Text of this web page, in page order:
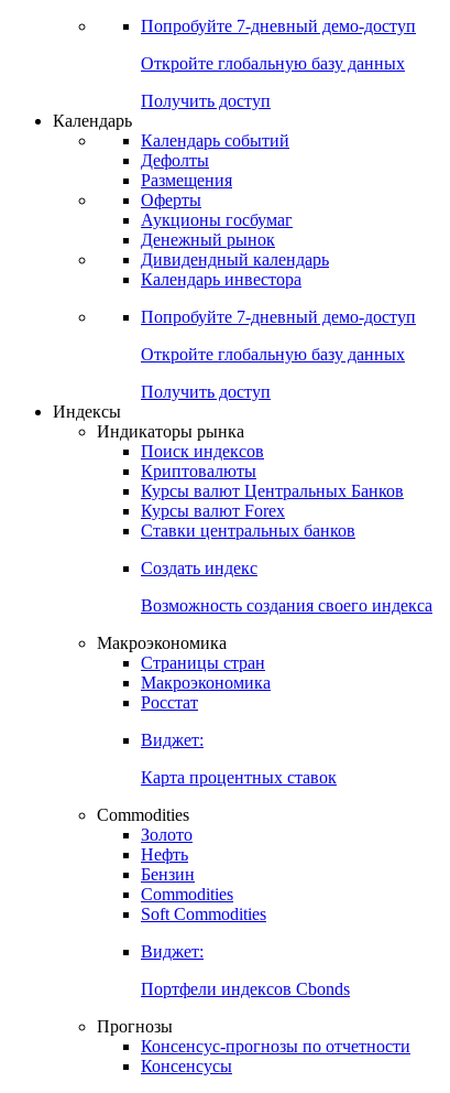
Попробуйте 7-дневный демо-доступ
Откройте глобальную базу данных
Получить доступ
Календарь
Календарь событий
Дефолты
Размещения
Оферты
Аукционы госбумаг
Денежный рынок
Дивидендный календарь
Календарь инвестора
Попробуйте 7-дневный демо-доступ
Откройте глобальную базу данных
Получить доступ
Индексы
Индикаторы рынка
Поиск индексов
Криптовалюты
Курсы валют Центральных Банков
Курсы валют Forex
Ставки центральных банков
Создать индекс
Возможность создания своего индекса
Макроэкономика
Страницы стран
Макроэкономика
Росстат
Виджет:
Карта процентных ставок
Commodities
Золото
Нефть
Бензин
Commodities
Soft Commodities
Виджет:
Портфели индексов Cbonds
Прогнозы
Консенсус-прогнозы по отчетности
Консенсусы